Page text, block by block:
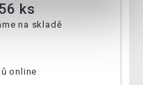
ks
na skladě
online